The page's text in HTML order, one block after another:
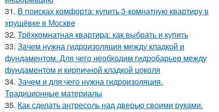
31. В поисках комфорта: купить 3-комнатную квартиру в
хрущёвке в Москве
32. Трёхкомнатная квартира: как выбрать и купить
33. Зачем нужна гидроизоляция между кладкой и
фундаментом. Для чего необходим гидробарьер между
фундаментом и кирпичной кладкой цоколя
34. Зачем и для чего нужна гидроизоляция.
Традиционные материалы
35. Как сделать антресоль над дверью своими руками.